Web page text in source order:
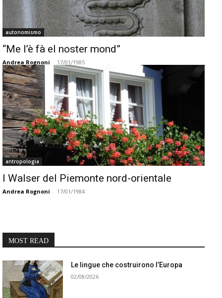
autonomismo
“Me l’è fà el noster mond”
Andrea Rognoni - 17/01/1985
antropologia
I Walser del Piemonte nord-orientale
Andrea Rognoni - 17/01/1984
MOST READ
Le lingue che costruirono l’Europa
02/08/2026